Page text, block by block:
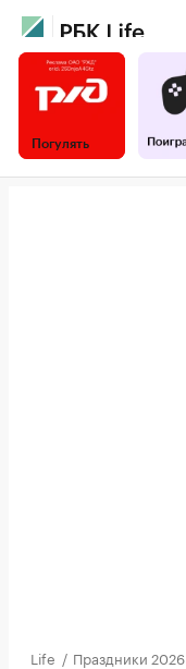
Погулять
Life / Праздники 2026